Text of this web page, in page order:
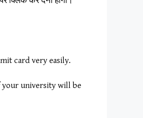
card very easily.
your university will be